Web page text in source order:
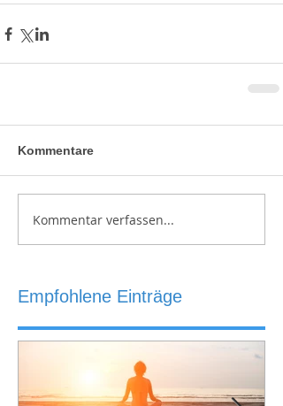
Kommentare
Kommentar verfassen...
Empfohlene Einträge